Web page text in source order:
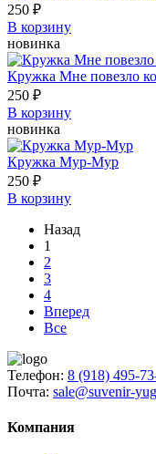
250 ₽
В корзину
новинка
Кружка Мне повезло
250 ₽
В корзину
новинка
Кружка Мур-Мур
250 ₽
В корзину
Назад
1
2
3
4
Вперед
Все
Телефон: 8 (918) 495-
Почта: sale@suvenir-
Компания